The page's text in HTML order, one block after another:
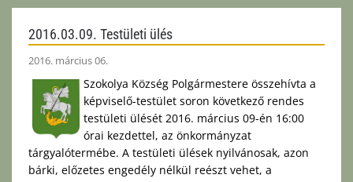
2016.03.09. Testületi ülés
2016. március 06.
Szokolya Község Polgármestere összehívta a
képviselő-testület soron következő rendes
testületi ülését 2016. március 09-én 16:00
órai kezdettel, az önkormányzat
tárgyalótermébe. A testületi ülések nyilvánosak, azon
bárki, előzetes engedély nélkül reészt vehet, a